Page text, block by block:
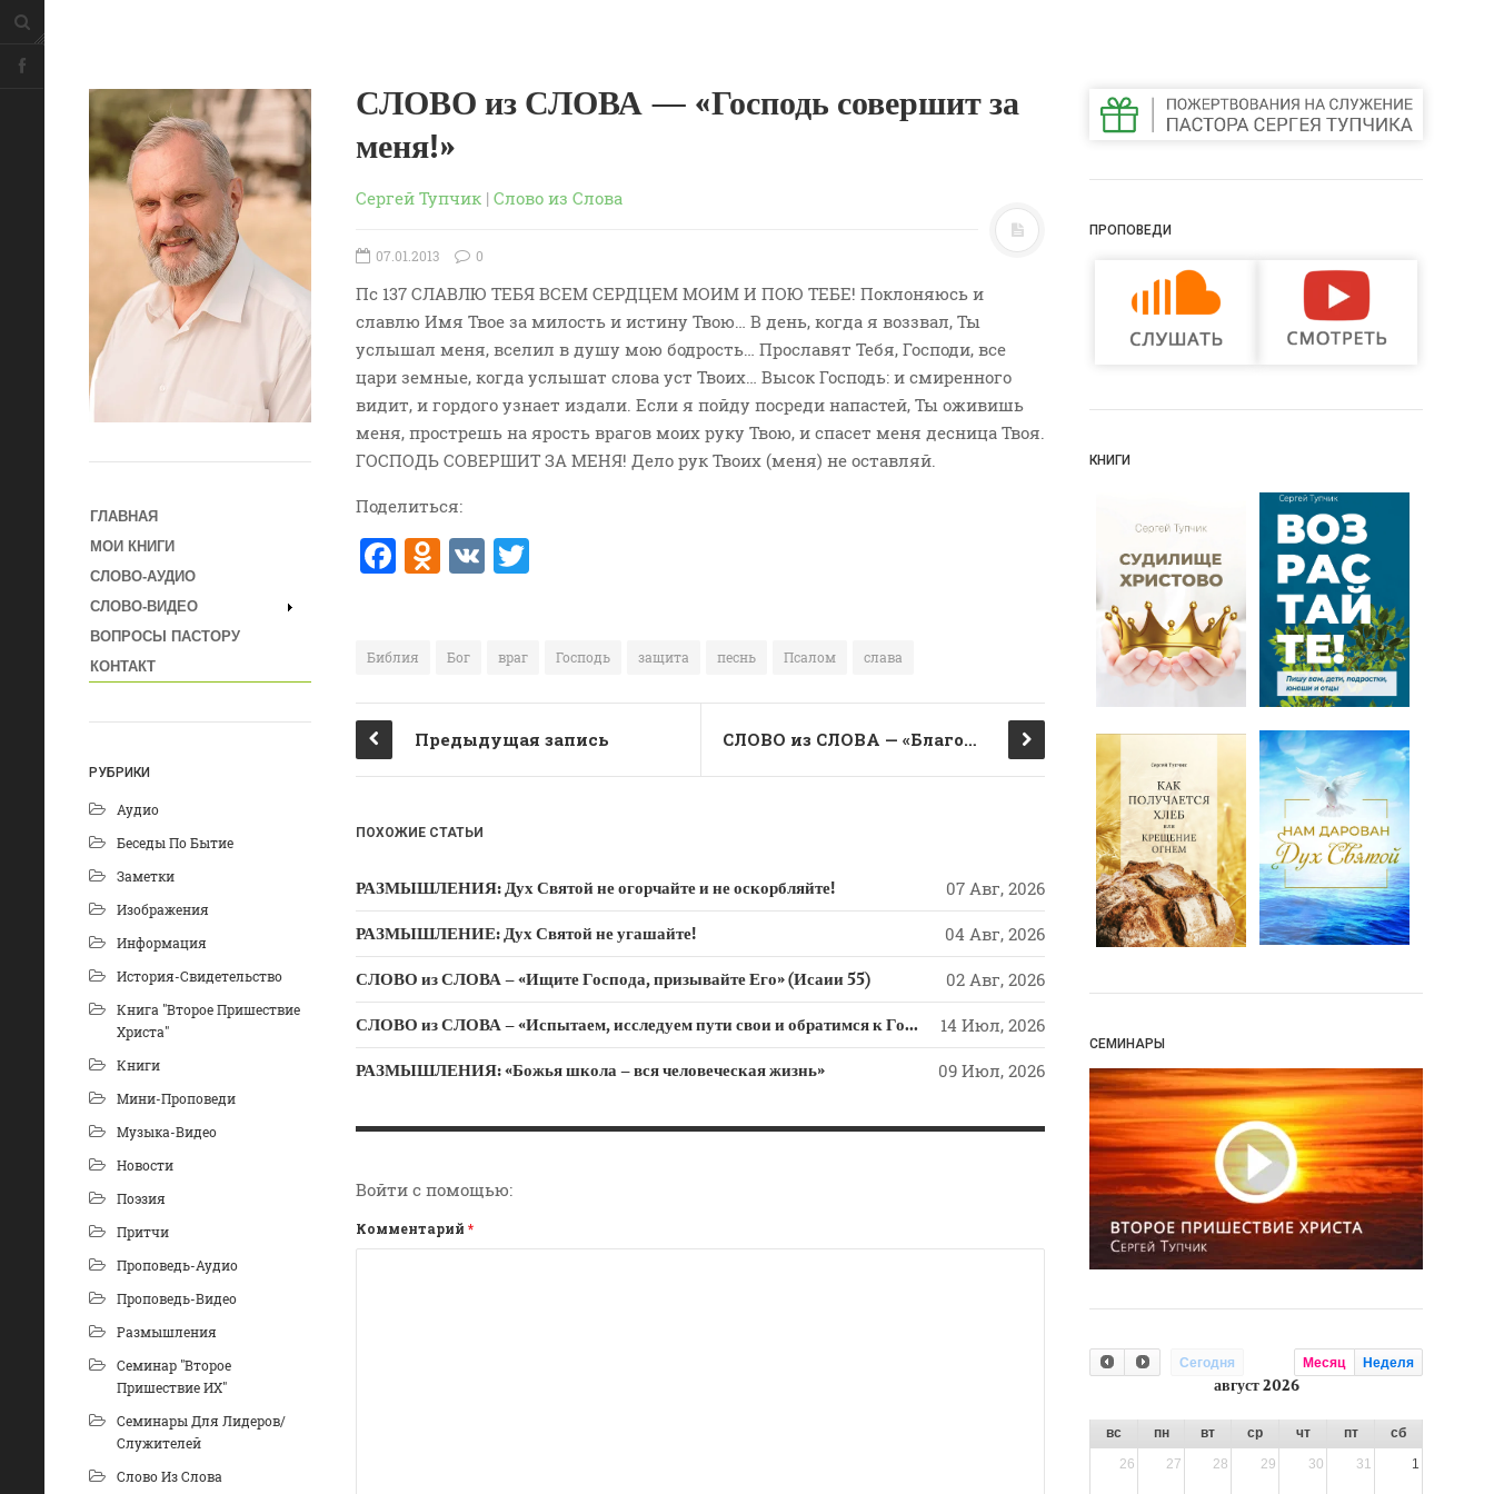
ГЛАВНАЯ
МОИ КНИГИ
СЛОВО-АУДИО
СЛОВО-ВИДЕО
ВОПРОСЫ ПАСТОРУ
КОНТАКТ
РУБРИКИ
Аудио
Беседы По Бытие
Заметки
Изображения
Информация
История-Свидетельство
Книга "Второе Пришествие
Христа"
Книги
Мини-Проповеди
Музыка-Видео
Новости
Поэзия
Притчи
Проповедь-Аудио
Проповедь-Видео
Размышления
Семинар "Второе
Пришествие ИХ"
Семинары Для Лидеров/
Служителей
Слово Из Слова
СЛОВО из СЛОВА — «Господь совершит за
меня!»
Сергей Тупчик | Слово из Слова
07.01.2013 0
Пс 137 СЛАВЛЮ ТЕБЯ ВСЕМ СЕРДЦЕМ МОИМ И ПОЮ ТЕБЕ! Поклоняюсь и
славлю Имя Твое за милость и истину Твою… В день, когда я воззвал, Ты
услышал меня, вселил в душу мою бодрость… Прославят Тебя, Господи, все
цари земные, когда услышат слова уст Твоих… Высок Господь: и смиренного
видит, и гордого узнает издали. Если я пойду посреди напастей, Ты оживишь
меня, прострешь на ярость врагов моих руку Твою, и спасет меня десница Твоя.
ГОСПОДЬ СОВЕРШИТ ЗА МЕНЯ! Дело рук Твоих (меня) не оставляй.
Поделиться:
F
a
e
b
o
O
d
o
kl
a
ss
ki
V
K
te
r
Библия Бог враг Господь защита песнь Псалом слава
Предыдущая запись СЛОВО из СЛОВА — «Благоволит Господь к народу Своему! Прославляет смиренных спасением…»
ПОХОЖИЕ СТАТЬИ
РАЗМЫШЛЕНИЯ: Дух Святой не огорчайте и не оскорбляйте! 07 Авг, 2026
РАЗМЫШЛЕНИЕ: Дух Святой не угашайте! 04 Авг, 2026
СЛОВО из СЛОВА – «Ищите Господа, призывайте Его» (Исаии 55) 02 Авг, 2026
СЛОВО из СЛОВА – «Испытаем, исследуем пути свои и обратимся к Господу» 14 Июл, 2026
РАЗМЫШЛЕНИЯ: «Божья школа – вся человеческая жизнь» 09 Июл, 2026
Войти с помощью:
Комментарий *
ПРОПОВЕДИ
КНИГИ
СЕМИНАРЫ
Сегодня Месяц Неделя
август 2026
вс пн вт ср чт пт
сб
26
27 28 29 30 31 1